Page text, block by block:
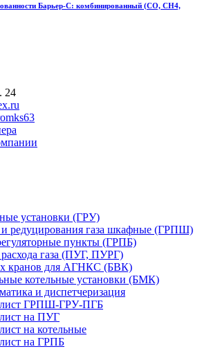
Барьер-С: комбинированный (СО, СН4,
24
установки (ГРУ)
редуцирования газа шкафные (ГРПШ)
пункты (ГРПБ)
газа (ПУГ, ПУРГ)
кранов для АГНКС (БВК)
котельные установки (БМК)
и диспетчеризация
ГРПШ-ГРУ-ПГБ
на ПУГ
на котельные
на ГРПБ